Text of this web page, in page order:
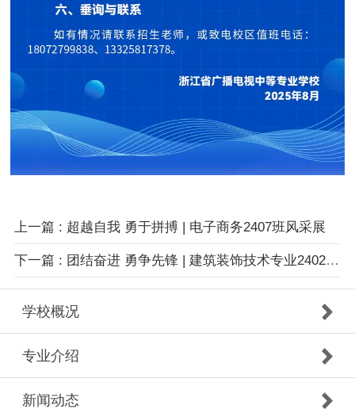
上一篇 : 超越自我 勇于拼搏 | 电子商务2407班风采展
下一篇 : 团结奋进 勇争先锋 | 建筑装饰技术专业2402班风采展
学校概况
专业介绍
新闻动态